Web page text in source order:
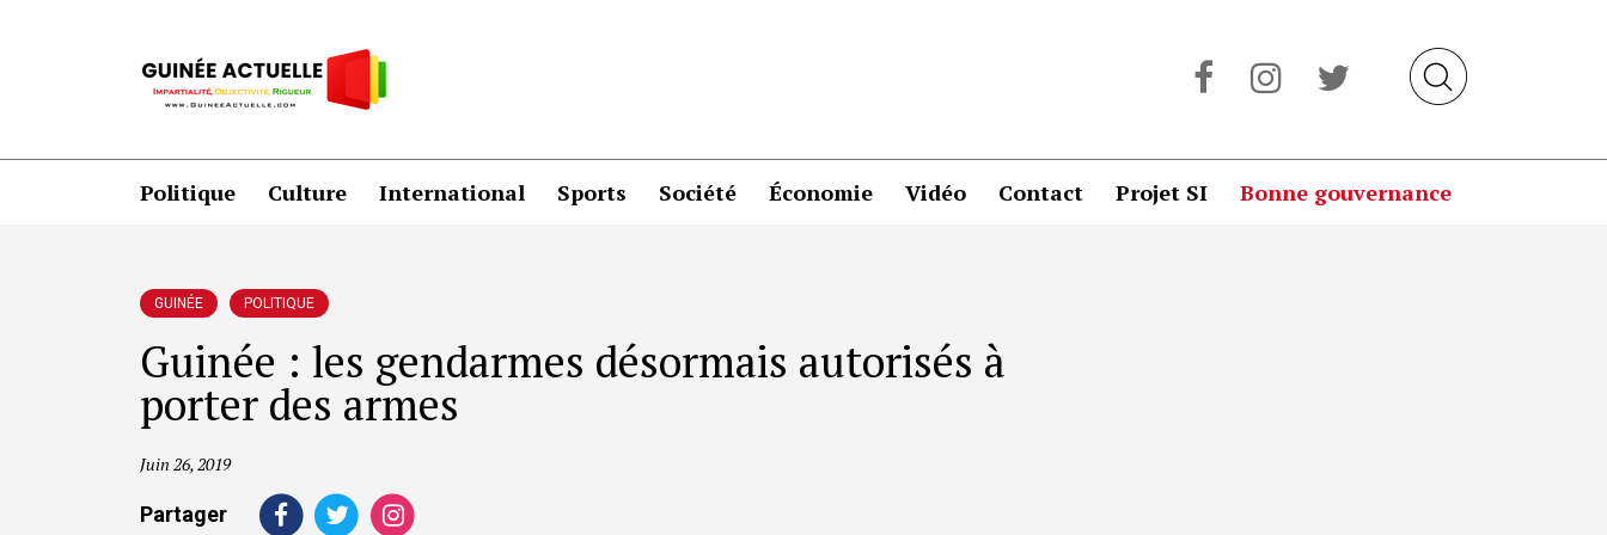
Politique Culture International Sports Société Économie Vidéo Contact Projet SI Bonne gouvernance
GUINÉE POLITIQUE
Guinée : les gendarmes désormais autorisés à
porter des armes
Juin 26, 2019
Partager